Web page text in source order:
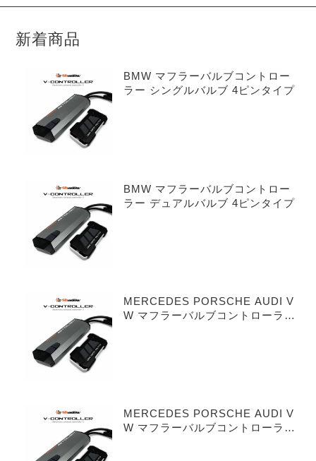
新着商品
BMW マフラーバルブコントロー
ラー シングルバルブ 4ピンタイプ
BMW マフラーバルブコントロー
ラー デュアルバルブ 4ピンタイプ
MERCEDES PORSCHE AUDI V
W マフラーバルブコントローラー
MERCEDES PORSCHE AUDI V
W マフラーバルブコントローラー